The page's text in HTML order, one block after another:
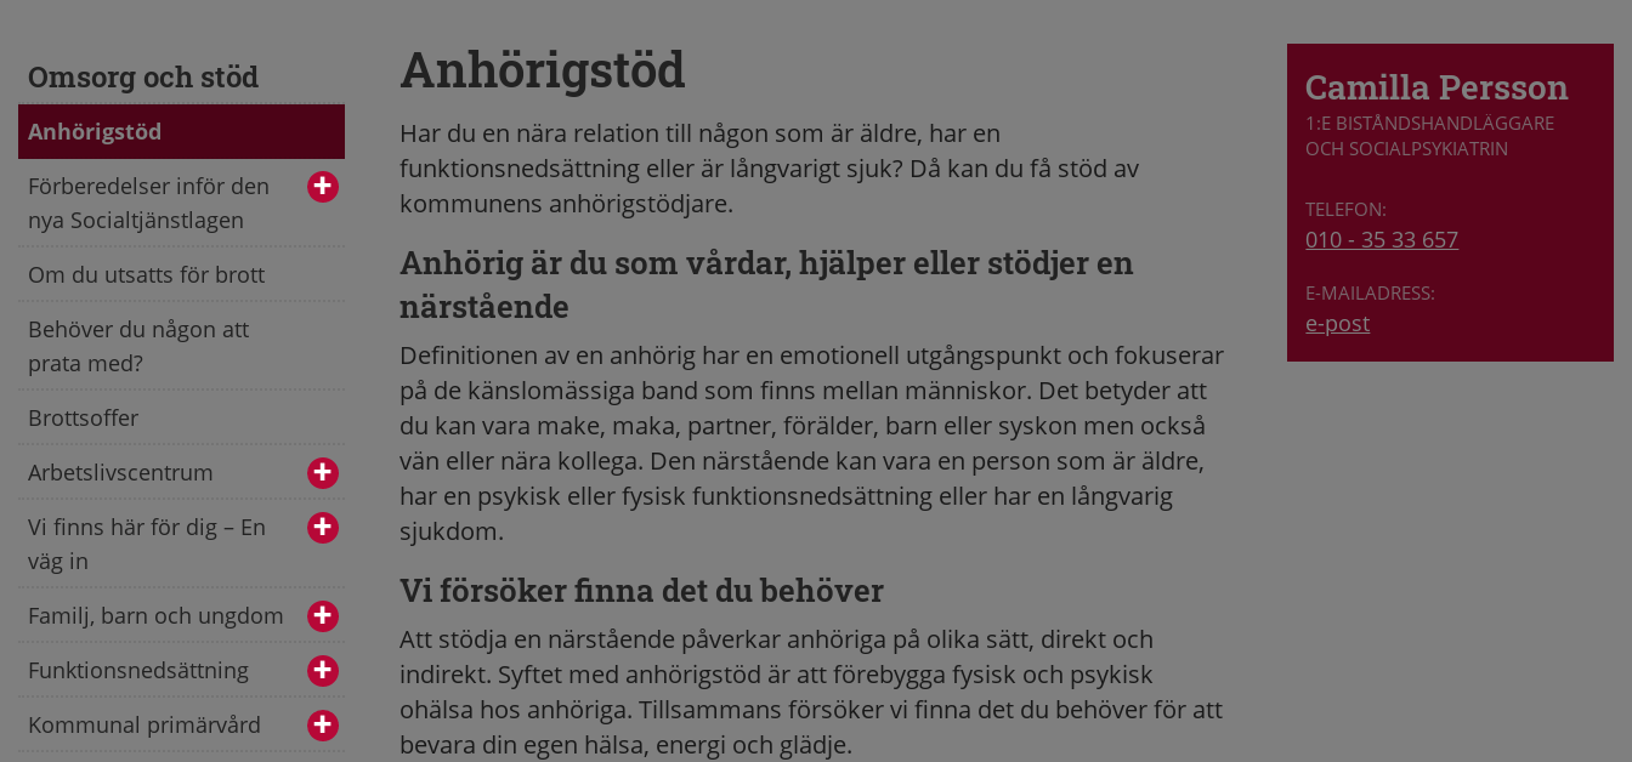
Omsorg och stöd
Anhörigstöd
Förberedelser inför den
nya Socialtjänstlagen
Om du utsatts för brott
Behöver du någon att
prata med?
Brottsoffer
Arbetslivscentrum
Vi finns här för dig – En
väg in
Familj, barn och ungdom
Funktionsnedsättning
Kommunal primärvård
Anhörigstöd
Har du en nära relation till någon som är äldre, har en
funktionsnedsättning eller är långvarigt sjuk? Då kan du få stöd av
kommunens anhörigstödjare.
Anhörig är du som vårdar, hjälper eller stödjer en
närstående
Definitionen av en anhörig har en emotionell utgångspunkt och fokuserar
på de känslomässiga band som finns mellan människor. Det betyder att
du kan vara make, maka, partner, förälder, barn eller syskon men också
vän eller nära kollega. Den närstående kan vara en person som är äldre,
har en psykisk eller fysisk funktionsnedsättning eller har en långvarig
sjukdom.
Vi försöker finna det du behöver
Att stödja en närstående påverkar anhöriga på olika sätt, direkt och
indirekt. Syftet med anhörigstöd är att förebygga fysisk och psykisk
ohälsa hos anhöriga. Tillsammans försöker vi finna det du behöver för att
bevara din egen hälsa, energi och glädje.
Camilla Persson
1:E BISTÅNDSHANDLÄGGARE
OCH SOCIALPSYKIATRIN
010 - 35 33 657
e-post